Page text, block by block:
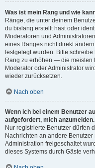
Was ist mein Rang und wie
Ränge, die unter deinem
du bislang erstellt hast oder
Moderatoren und
eines Ranges nicht direkt
festgelegt wurden. Bitte
Rang zu erhöhen — die meisten
Moderator oder Administrator
wieder zurücksetzen.
Nach oben
Wenn ich bei einem Benutzer
aufgefordert, mich anzumelden.
Nur registrierte Benutzer dürfen
Nachrichten an andere
Administration freigeschaltet
dieses Systems durch Gäste